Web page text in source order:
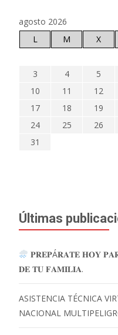
agosto 2026
L
M X
3
4 5
10
11 12
17
18 19
24
25 26
31
Últimas
𝐏𝐑𝐄𝐏Á𝐑𝐀𝐓𝐄 𝐇𝐎𝐘
𝐃𝐄 𝐓𝐔 𝐅𝐀𝐌𝐈𝐋𝐈𝐀.
ASISTENCIA TÉCNICA
NACIONAL